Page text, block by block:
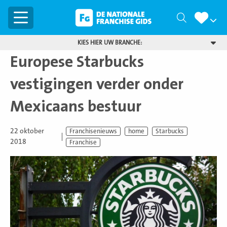
Menu Zoeken
KIES HIER UW BRANCHE:
Europese Starbucks
vestigingen verder onder
Mexicaans bestuur
22 oktober
2018
Franchisenieuws home
Starbucks
Franchise